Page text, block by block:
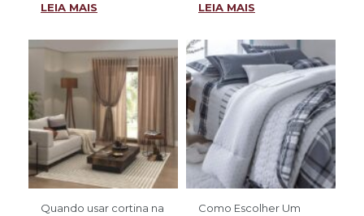
LEIA MAIS LEIA MAIS
Quando usar cortina na
Como Escolher Um